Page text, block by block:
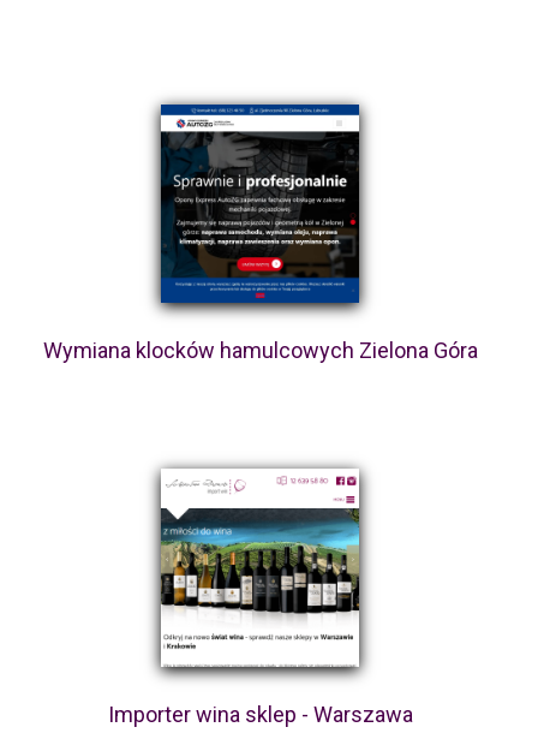
Wymiana klocków hamulcowych Zielona Góra
Importer wina sklep - Warszawa